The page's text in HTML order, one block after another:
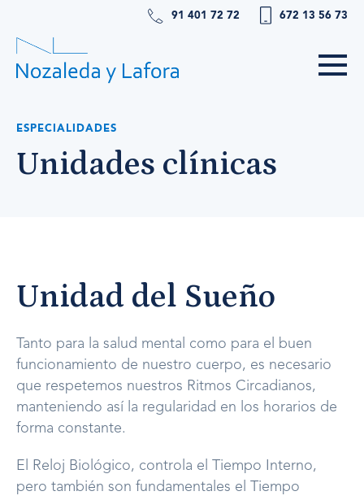
91 401 72 72 672 13 56 73
ESPECIALIDADES
Unidades clínicas
Unidad del Sueño
Tanto para la salud mental como para el buen
funcionamiento de nuestro cuerpo, es necesario
que respetemos nuestros Ritmos Circadianos,
manteniendo así la regularidad en los horarios de
forma constante.
El Reloj Biológico, controla el Tiempo Interno,
pero también son fundamentales el Tiempo